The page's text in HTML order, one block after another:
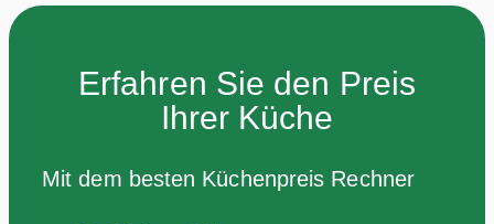
Erfahren Sie den Preis
Ihrer Küche
Mit dem besten Küchenpreis Rechner